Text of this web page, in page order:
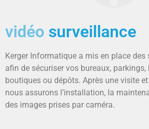
vidéo surveillance
Kerger Informatique a mis en place
afin de sécuriser vos bureaux,
boutiques ou dépôts. Après une visite
nous assurons l’installation, la
des images prises par caméra.